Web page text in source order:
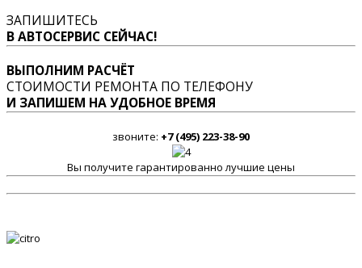
ЗАПИШИТЕСЬ
В АВТОСЕРВИС СЕЙЧАС!
ВЫПОЛНИМ РАСЧЁТ
СТОИМОСТИ РЕМОНТА ПО ТЕЛЕФОНУ
И ЗАПИШЕМ НА УДОБНОЕ ВРЕМЯ
звоните: +7 (495) 223-38-90
Вы получите гарантированно лучшие цены